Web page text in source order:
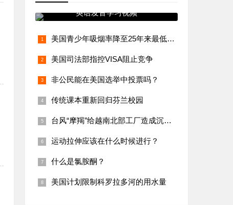
英语发音学习视频
美国青少年吸烟率降至25年来最低水平
美国司法部指控VISA阻止竞争
非公民能在美国选举中投票吗？
传统课本重新回归芬兰校园
台风“摩羯”给越南北部工厂造成沉重打击
运动拉伸应该在什么时候进行？
什么是氯胺酮？
美国计划限制科罗拉多河的用水量